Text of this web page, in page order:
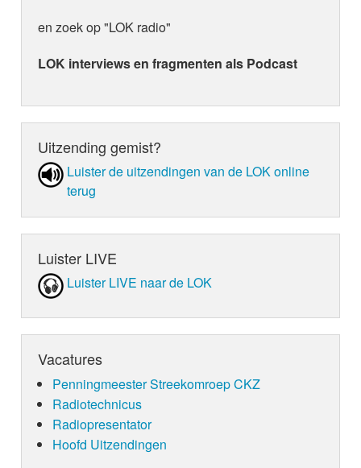
en zoek op "LOK radio"
LOK interviews en fragmenten als Podcast
Uitzending gemist?
Luister de uit­zen­din­gen van de LOK online
terug
Luister LIVE
Luister LIVE naar de LOK
Vacatures
Penningmeester Streekomroep CKZ
Radiotechnicus
Radiopresentator
Hoofd Uitzendingen